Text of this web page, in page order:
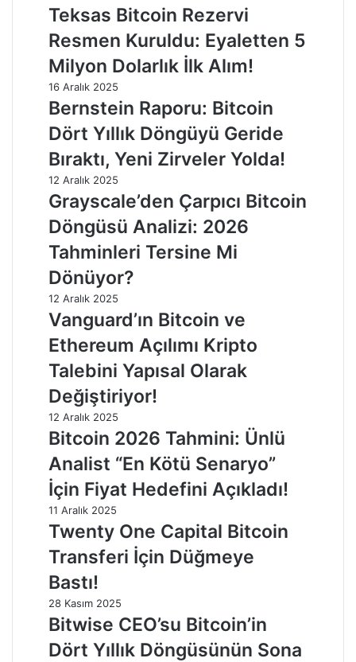
Teksas Bitcoin Rezervi
Resmen Kuruldu: Eyaletten 5
Milyon Dolarlık İlk Alım!
16 Aralık 2025
Bernstein Raporu: Bitcoin
Dört Yıllık Döngüyü Geride
Bıraktı, Yeni Zirveler Yolda!
12 Aralık 2025
Grayscale’den Çarpıcı Bitcoin
Döngüsü Analizi: 2026
Tahminleri Tersine Mi
Dönüyor?
12 Aralık 2025
Vanguard’ın Bitcoin ve
Ethereum Açılımı Kripto
Talebini Yapısal Olarak
Değiştiriyor!
12 Aralık 2025
Bitcoin 2026 Tahmini: Ünlü
Analist “En Kötü Senaryo”
İçin Fiyat Hedefini Açıkladı!
11 Aralık 2025
Twenty One Capital Bitcoin
Transferi İçin Düğmeye
Bastı!
28 Kasım 2025
Bitwise CEO’su Bitcoin’in
Dört Yıllık Döngüsünün Sona